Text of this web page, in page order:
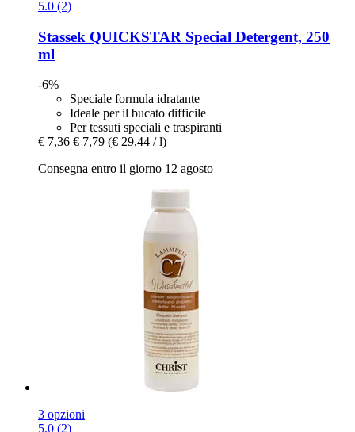
5.0 (2)
Stassek QUICKSTAR Special Detergent, 250
ml
-6%
Speciale formula idratante
Ideale per il bucato difficile
Per tessuti speciali e traspiranti
€ 7,36 € 7,79 (€ 29,44 / l)
Consegna entro il giorno 12 agosto
3 opzioni
5.0 (2)